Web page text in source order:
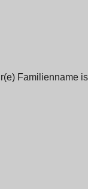
Familienname